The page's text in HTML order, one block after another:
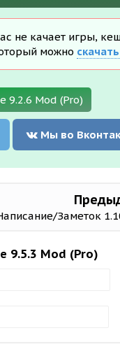
не качает игры,
можно
9.2.6 Mod (Pro)
Мы во
Заметок
9.5.3 Mod (Pro)